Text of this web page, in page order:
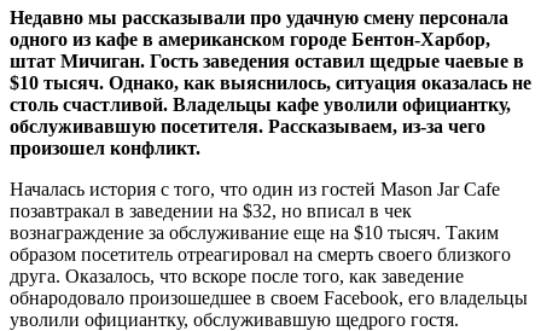
Недавно мы рассказывали про удачную смену персонала
одного из кафе в американском городе Бентон-Харбор,
штат Мичиган. Гость заведения оставил щедрые чаевые в
$10 тысяч. Однако, как выяснилось, ситуация оказалась не
столь счастливой. Владельцы кафе уволили официантку,
обслуживавшую посетителя. Рассказываем, из-за чего
произошел конфликт.
Началась история с того, что один из гостей Mason Jar Cafe
позавтракал в заведении на $32, но вписал в чек
вознаграждение за обслуживание еще на $10 тысяч. Таким
образом посетитель отреагировал на смерть своего близкого
друга. Оказалось, что вскоре после того, как заведение
обнародовало произошедшее в своем Facebook, его владельцы
уволили официантку, обслуживавшую щедрого гостя.